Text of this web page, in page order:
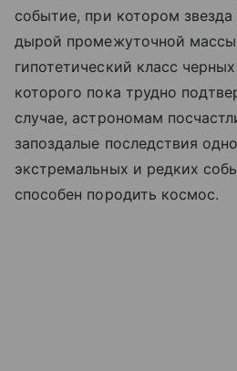
событие, при котором
дырой промежуточной
гипотетический класс
которого пока трудно
случае, астрономам
запоздалые последствия
экстремальных и редких
способен породить космос.